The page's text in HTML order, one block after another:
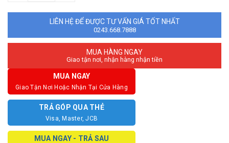
LIÊN HỆ ĐỂ ĐƯỢC TƯ VẤN GIÁ TỐT NHẤT
0243.668.7888
MUA HÀNG NGAY
Giao tận nơi, nhận hàng nhận tiền
MUA NGAY
Giao Tận Nơi Hoặc Nhận Tại Cửa Hàng
TRẢ GÓP QUA THẺ
Visa, Master, JCB
MUA NGAY - TRẢ SAU